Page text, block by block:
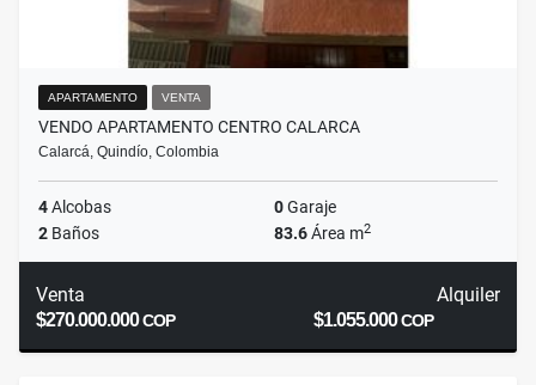
APARTAMENTO VENTA
VENDO APARTAMENTO CENTRO CALARCA
Calarcá, Quindío, Colombia
4Alcobas 0Garaje
2 Baños 83.6Área m2
Venta
$270.000.000COP
Alquiler
$1.055.000COP